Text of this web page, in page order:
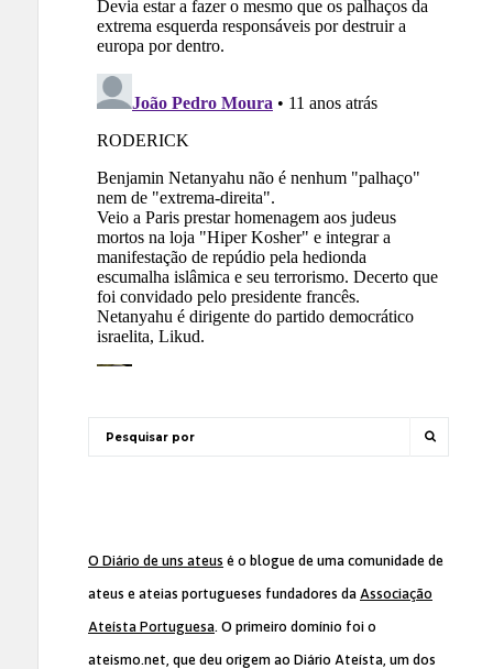
O Diário de uns ateus é o blogue de uma comunidade de
ateus e ateias portugueses fundadores da Associação
Ateísta Portuguesa. O primeiro domínio foi o
ateismo.net, que deu origem ao Diário Ateísta, um dos